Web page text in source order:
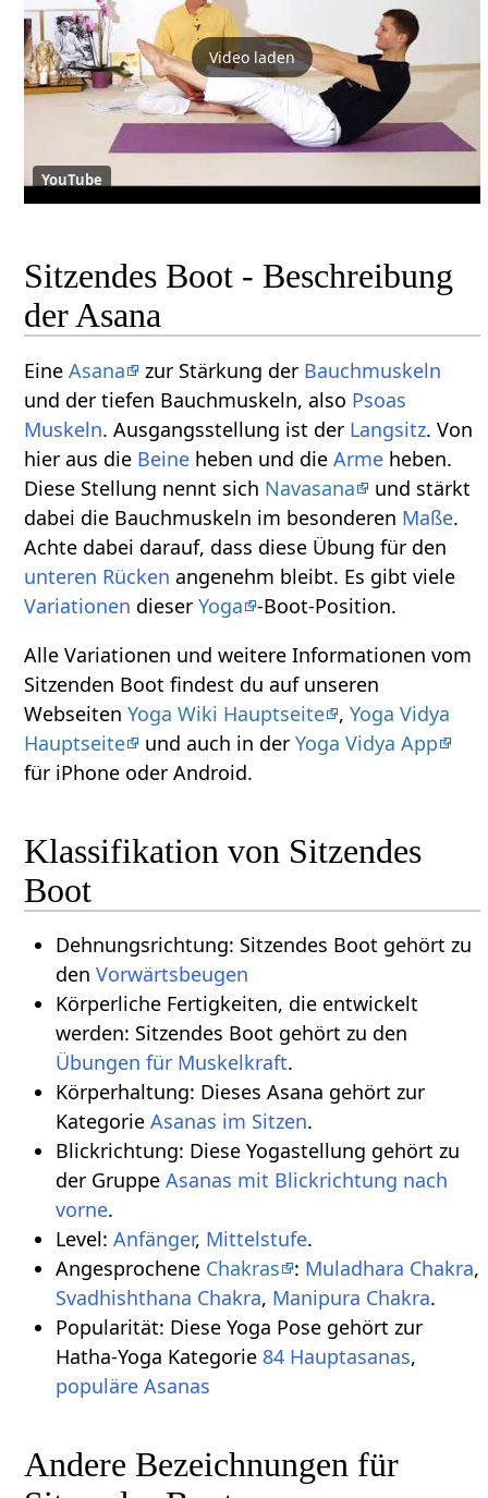
Video laden
YouTube
Sitzendes Boot - Beschreibung
der Asana
EineAsana zur Stärkung der Bauchmuskeln
und der tiefen Bauchmuskeln, also Psoas
Muskeln. Ausgangsstellung ist der Langsitz. Von
hier aus die Beine heben und dieArme heben.
Diese Stellung nennt sich Navasana
und stärkt
dabei die Bauchmuskeln im besonderen Maße.
Achte dabei darauf, dass diese Übung für den
unteren Rücken angenehm bleibt. Es gibt viele
Variationen dieserYoga -Boot-Position.
Alle Variationen und weitere Informationen vom
Sitzenden Boot findest du auf unseren
WebseitenYoga Wiki Hauptseite ,Yoga Vidya
Hauptseite
und auch in derYoga Vidya App
für iPhone oder Android.
Klassifikation von Sitzendes
Boot
Dehnungsrichtung: Sitzendes Boot gehört zu
den Vorwärtsbeugen
Körperliche Fertigkeiten, die entwickelt
werden: Sitzendes Boot gehört zu den
Übungen für Muskelkraft.
Körperhaltung: Dieses Asana gehört zur
Kategorie Asanas im Sitzen.
Blickrichtung: Diese Yogastellung gehört zu
der Gruppe Asanas mit Blickrichtung nach
vorne.
Level: Anfänger, Mittelstufe.
Angesprochene Chakras : Muladhara Chakra,
Svadhishthana Chakra, Manipura Chakra.
Popularität: Diese Yoga Pose gehört zur
Hatha-Yoga Kategorie 84 Hauptasanas,
populäre Asanas
Andere Bezeichnungen für